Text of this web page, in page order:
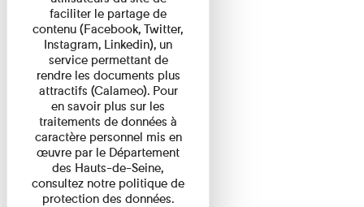
faciliter le partage de
contenu (Facebook, Twitter,
Instagram, Linkedin), un
service permettant de
rendre les documents plus
attractifs (Calameo). Pour
en savoir plus sur les
traitements de données à
caractère personnel mis en
œuvre par le Département
des Hauts-de-Seine,
consultez notre politique de
protection des données.